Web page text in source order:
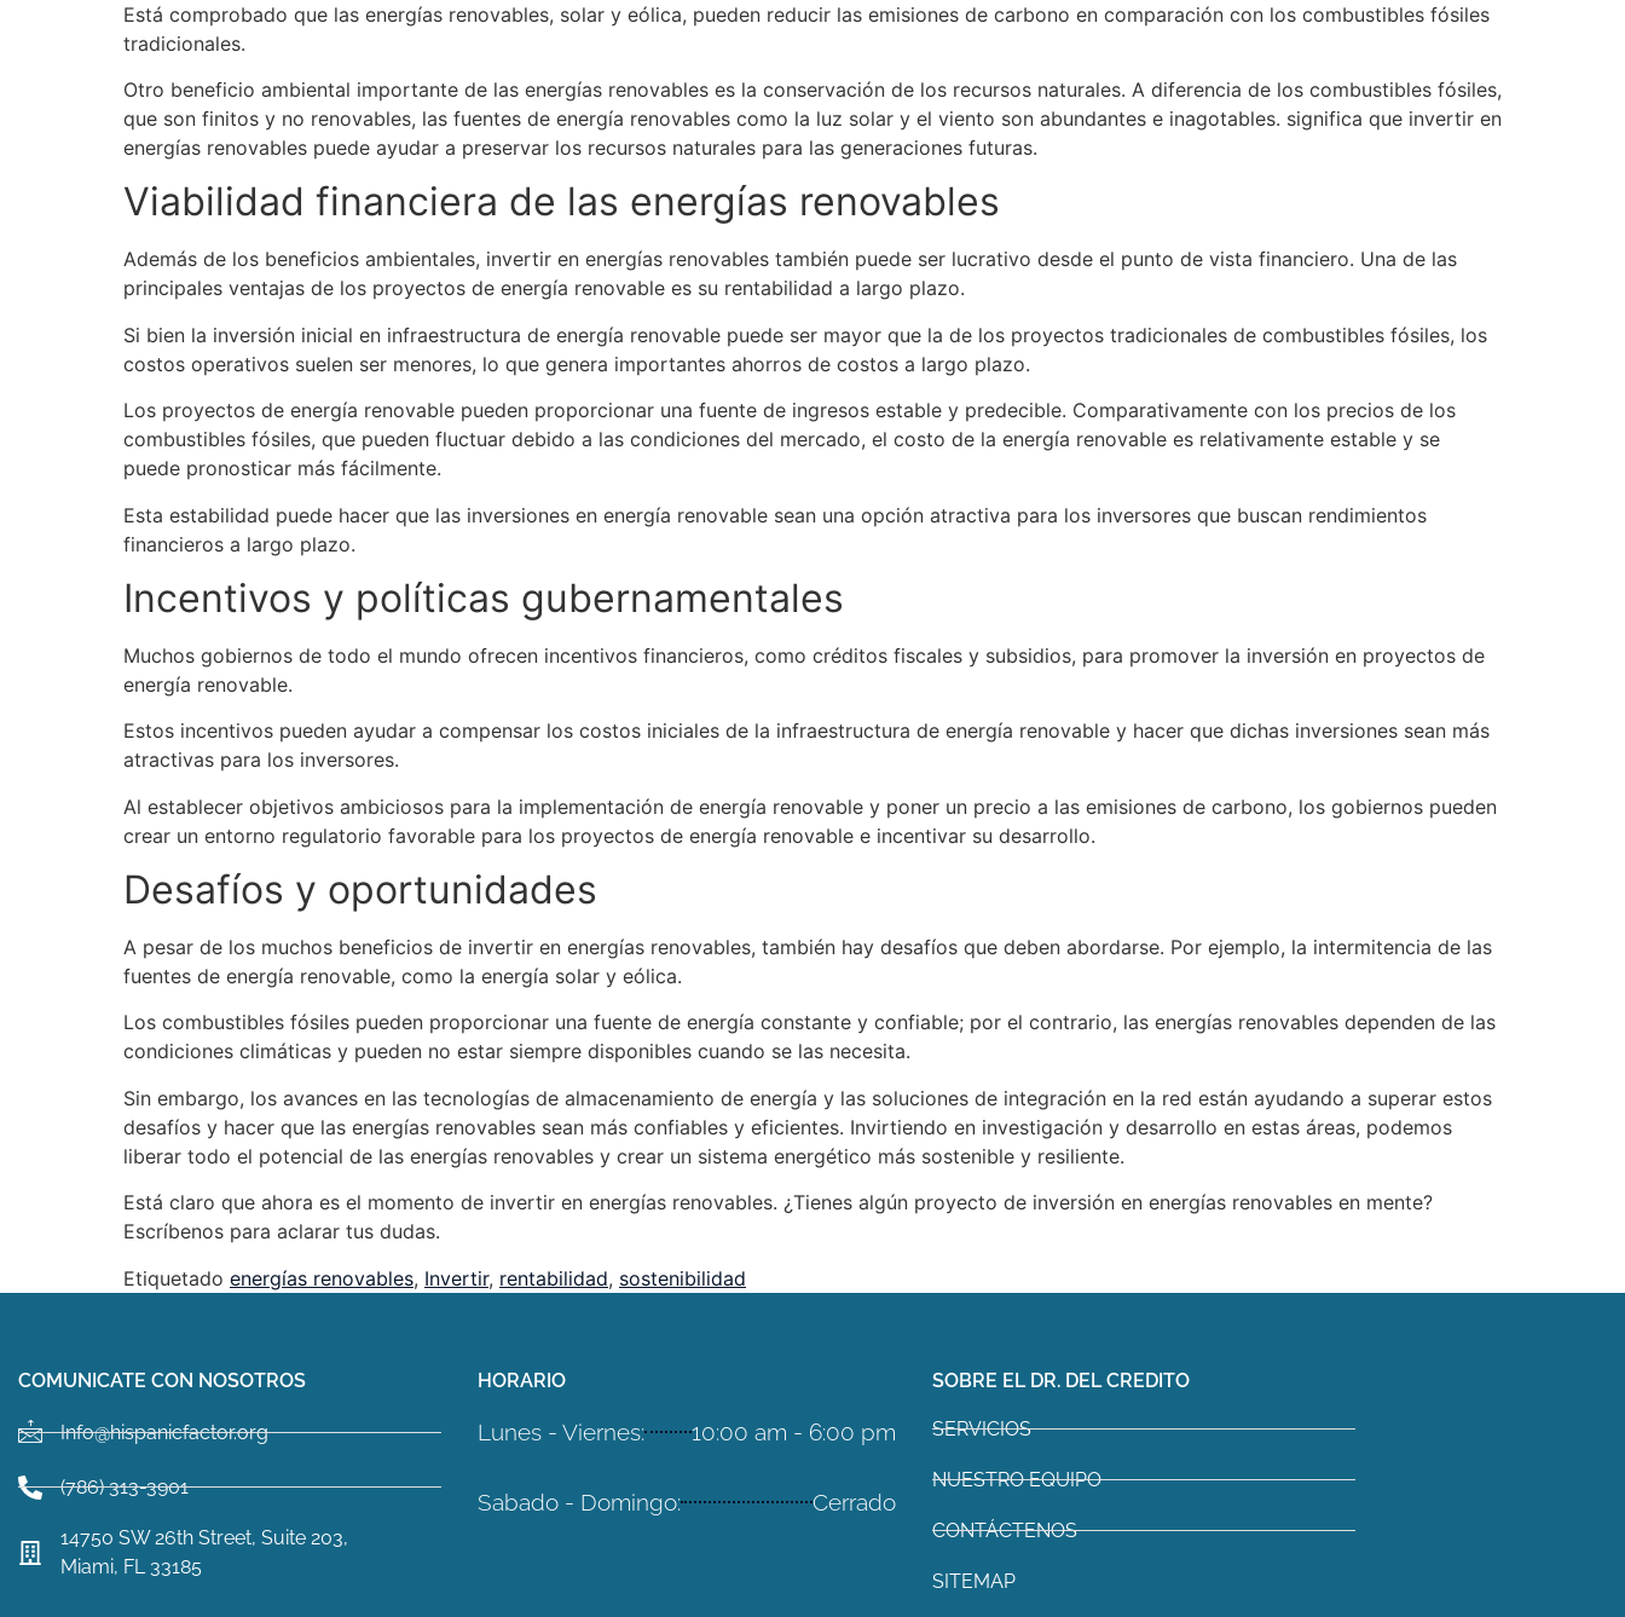
Está comprobado que las energías renovables, solar y eólica, pueden reducir las emisiones de carbono en comparación con los combustibles fósiles
tradicionales.
Otro beneficio ambiental importante de las energías renovables es la conservación de los recursos naturales. A diferencia de los combustibles fósiles,
que son finitos y no renovables, las fuentes de energía renovables como la luz solar y el viento son abundantes e inagotables. significa que invertir en
energías renovables puede ayudar a preservar los recursos naturales para las generaciones futuras.
Viabilidad financiera de las energías renovables
Además de los beneficios ambientales, invertir en energías renovables también puede ser lucrativo desde el punto de vista financiero. Una de las
principales ventajas de los proyectos de energía renovable es su rentabilidad a largo plazo.
Si bien la inversión inicial en infraestructura de energía renovable puede ser mayor que la de los proyectos tradicionales de combustibles fósiles, los
costos operativos suelen ser menores, lo que genera importantes ahorros de costos a largo plazo.
Los proyectos de energía renovable pueden proporcionar una fuente de ingresos estable y predecible. Comparativamente con los precios de los
combustibles fósiles, que pueden fluctuar debido a las condiciones del mercado, el costo de la energía renovable es relativamente estable y se
puede pronosticar más fácilmente.
Esta estabilidad puede hacer que las inversiones en energía renovable sean una opción atractiva para los inversores que buscan rendimientos
financieros a largo plazo.
Incentivos y políticas gubernamentales
Muchos gobiernos de todo el mundo ofrecen incentivos financieros, como créditos fiscales y subsidios, para promover la inversión en proyectos de
energía renovable.
Estos incentivos pueden ayudar a compensar los costos iniciales de la infraestructura de energía renovable y hacer que dichas inversiones sean más
atractivas para los inversores.
Al establecer objetivos ambiciosos para la implementación de energía renovable y poner un precio a las emisiones de carbono, los gobiernos pueden
crear un entorno regulatorio favorable para los proyectos de energía renovable e incentivar su desarrollo.
Desafíos y oportunidades
A pesar de los muchos beneficios de invertir en energías renovables, también hay desafíos que deben abordarse. Por ejemplo, la intermitencia de las
fuentes de energía renovable, como la energía solar y eólica.
Los combustibles fósiles pueden proporcionar una fuente de energía constante y confiable; por el contrario, las energías renovables dependen de las
condiciones climáticas y pueden no estar siempre disponibles cuando se las necesita.
Sin embargo, los avances en las tecnologías de almacenamiento de energía y las soluciones de integración en la red están ayudando a superar estos
desafíos y hacer que las energías renovables sean más confiables y eficientes. Invirtiendo en investigación y desarrollo en estas áreas, podemos
liberar todo el potencial de las energías renovables y crear un sistema energético más sostenible y resiliente.
Está claro que ahora es el momento de invertir en energías renovables. ¿Tienes algún proyecto de inversión en energías renovables en mente?
Escríbenos para aclarar tus dudas.
Etiquetado energías renovables, Invertir, rentabilidad, sostenibilidad
COMUNICATE CON NOSOTROS
Info@hispanicfactor.org
(786) 313-3901
14750 SW 26th Street, Suite 203,
Miami, FL 33185
HORARIO
Lunes - Viernes: 10:00 am - 6:00 pm
Sabado - Domingo: Cerrado
SOBRE EL DR. DEL CREDITO
SERVICIOS
NUESTRO EQUIPO
CONTÁCTENOS
SITEMAP